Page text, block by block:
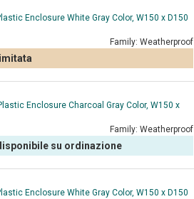
Enclosure White Gray Color, W150 x D150
Family: Weatherproof
limitata
Enclosure Charcoal Gray Color, W150 x
Family: Weatherproof
su ordinazione
Enclosure White Gray Color, W150 x D150